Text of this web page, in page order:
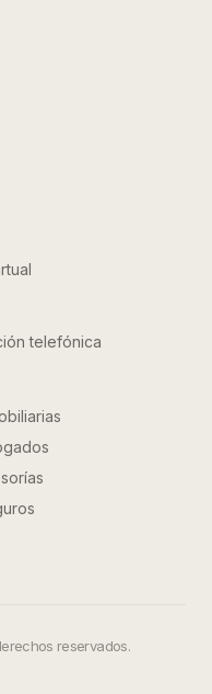
telefónica
reservados.